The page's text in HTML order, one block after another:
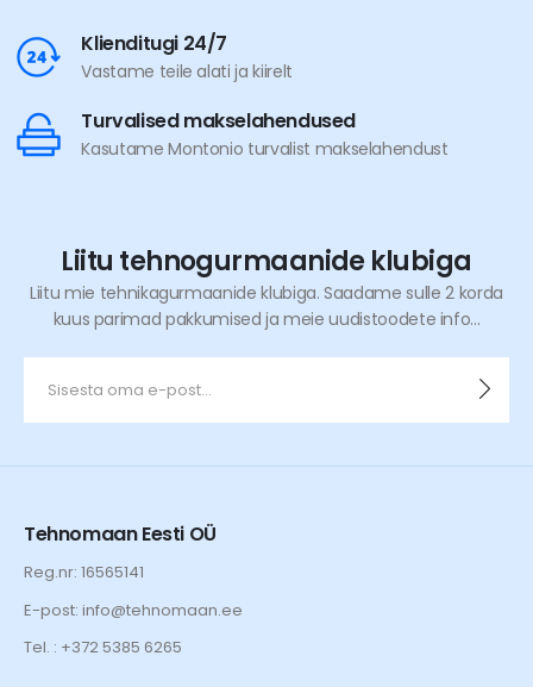
Klienditugi 24/7
Vastame teile alati ja kiirelt
Turvalised makselahendused
Kasutame Montonio turvalist makselahendust
Liitu tehnogurmaanide klubiga
Liitu mie tehnikagurmaanide klubiga. Saadame sulle 2 korda
kuus parimad pakkumised ja meie uudistoodete info...
Tehnomaan Eesti OÜ
Reg.nr: 16565141
E-post: info@tehnomaan.ee
Tel. : +372 5385 6265